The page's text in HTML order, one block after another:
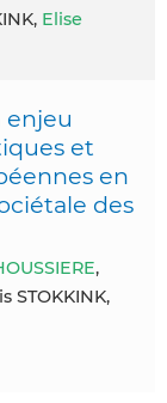
Elise
enjeu
et
en
des
,
STOKKINK,